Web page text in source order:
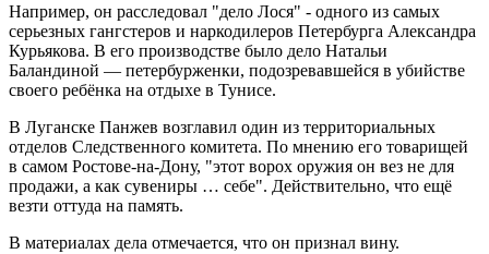
Например, он расследовал "дело Лося" - одного из самых
серьезных гангстеров и наркодилеров Петербурга Александра
Курьякова. В его производстве было дело Натальи
Баландиной — петербурженки, подозревавшейся в убийстве
своего ребёнка на отдыхе в Тунисе.
В Луганске Панжев возглавил один из территориальных
отделов Следственного комитета. По мнению его товарищей
в самом Ростове-на-Дону, "этот ворох оружия он вез не для
продажи, а как сувениры … себе". Действительно, что ещё
везти оттуда на память.
В материалах дела отмечается, что он признал вину.